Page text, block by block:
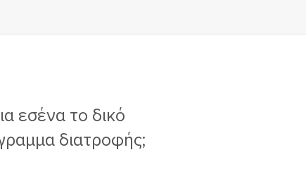
εσένα το δικό
διατροφής;